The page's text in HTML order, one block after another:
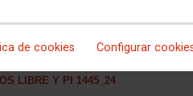
de cookies Configurar
ÚNICO POR EL QUE SE
SELECTIVO
LIBRE Y PI 1445_24